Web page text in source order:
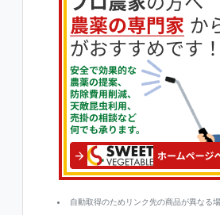
自動取得のためリンク先の商品が異なる